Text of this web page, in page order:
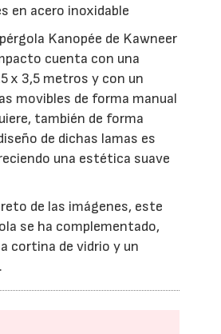
en acero inoxidable
Kanopée de Kawneer
cuenta con una
x 3,5 metros y con un
movibles de forma manual
también de forma
de dichas lamas es
una estética suave
de las imágenes, este
se ha complementado,
cortina de vidrio y un